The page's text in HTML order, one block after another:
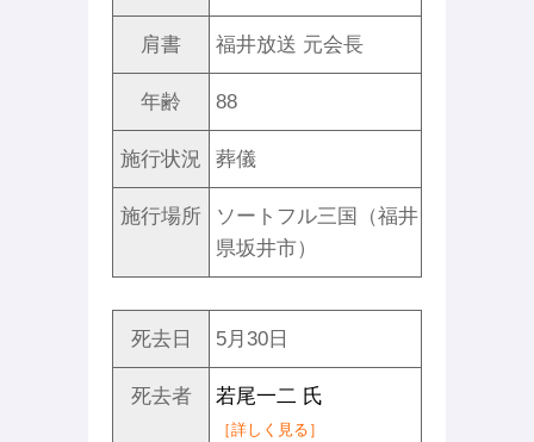
肩書 福井放送 元会長
年齢 88
施行状況 葬儀
施行場所
ソートフル三国（福井
県坂井市）
死去日 5月30日
死去者 若尾一二 氏
［詳しく見る］